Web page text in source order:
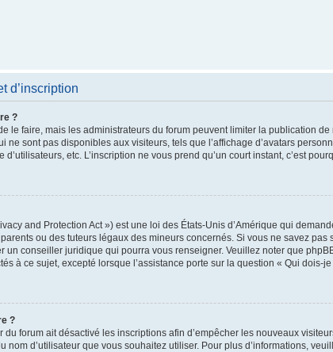
d’inscription
?
le faire, mais les administrateurs du forum peuvent limiter la publication
ne sont pas disponibles aux visiteurs, tels que l’affichage d’avatars
etc. L’inscription ne vous prend qu’un court instant, c’est
and Protection Act ») est une loi des États-Unis d’Amérique qui
ou des tuteurs légaux des mineurs concernés. Si vous ne savez
un conseiller juridique qui pourra vous renseigner. Veuillez noter que
à ce sujet, excepté lorsque l’assistance porte sur la question « Qui dois-
?
du forum ait désactivé les inscriptions afin d’empêcher les nouveaux
nom d’utilisateur que vous souhaitez utiliser. Pour plus d’informations,